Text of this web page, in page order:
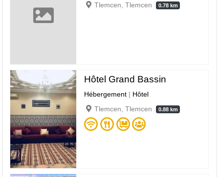
Tlemcen, Tlemcen
0.78 km
Hôtel Grand Bassin
Hébergement | Hôtel
Tlemcen, Tlemcen
0.88 km